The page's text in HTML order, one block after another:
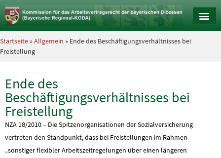
Startseite »Allgemein » Ende des Beschäftigungsverhältnisses bei
Freistellung
Ende des
Beschäftigungsverhältnisses bei
Freistellung
NZA 18/2010 – Die Spitzenorganisatio­nen der Sozialversicherung
vertreten den Standpunkt, dass bei Freistellungen im Rahmen
„sonstiger flexibler Arbeitszeitregelungen über einen längeren